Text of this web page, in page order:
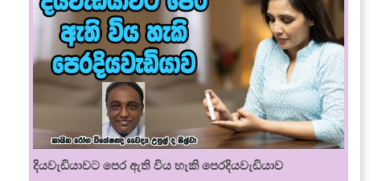
දියවැඩියාවට පෙර ඇති විය හැකි පෙරදියවැඩියාව